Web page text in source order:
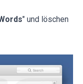
" und löschen